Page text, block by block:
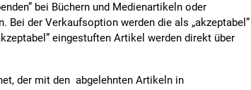
bei Büchern und Medienartikeln oder
Bei der Verkaufsoption werden die als „akzeptabel”
eingestuften Artikel werden direkt über
der mit den abgelehnten Artikeln in